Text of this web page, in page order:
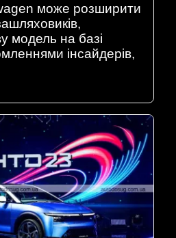
може розширити
модель на базі
інсайдерів,